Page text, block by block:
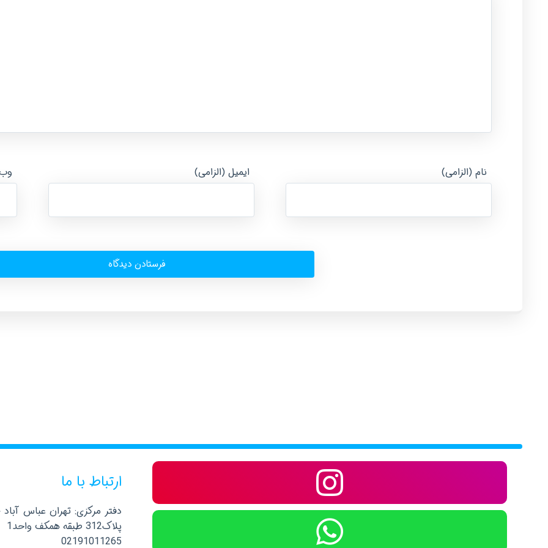
نام (الزامی) ایمیل (الزامی)
ارتباط با ما
دفتر مرکزی: تهران عباس
پلاک312 طبقه همکف واحد1
02191011265